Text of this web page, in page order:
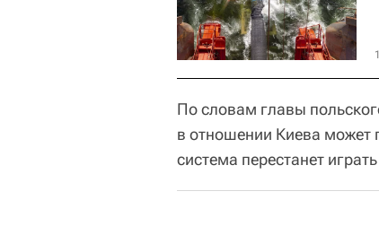
По словам главы
в отношении Киева может
система перестанет